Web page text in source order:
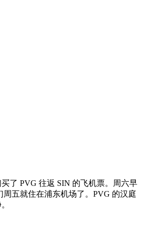
了 PVG 往返 SIN 的飞机票。周六早
周五就住在浦东机场了。PVG 的汉庭